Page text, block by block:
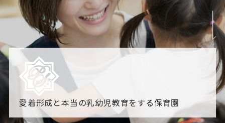
愛着形成と本当の乳幼児教育をする保育園